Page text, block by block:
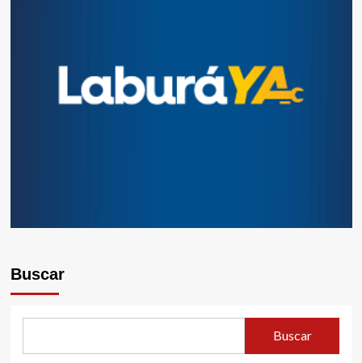
Buscar
Buscar